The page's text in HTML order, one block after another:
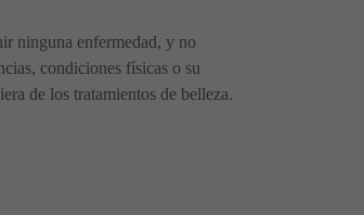
ninguna enfermedad, y no
condiciones físicas o su
de los tratamientos de belleza.